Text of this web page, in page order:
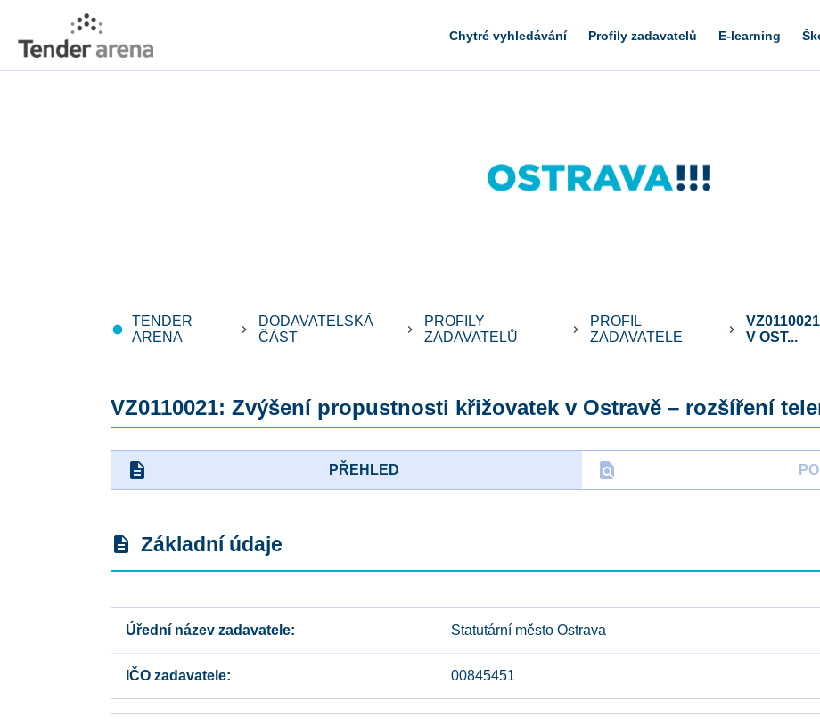
Chytré vyhledávání Profily zadavatelů E-learning
fiber_manual_record
TENDER
ARENA
keyboard_arrow_right
DODAVATELSKÁ
ČÁST
keyboard_arrow_right
PROFILY
ZADAVATELŮ
keyboard_arrow_right
PROFIL
ZADAVATELE
keyboard_arrow_right
V OST...
VZ0110021: Zvýšení propustnosti křižovatek v Ostravě – rozšíření
description PŘEHLED find_in_page
description Základní údaje
Úřední název zadavatele Statutární město Ostrava
IČO zadavatele 00845451